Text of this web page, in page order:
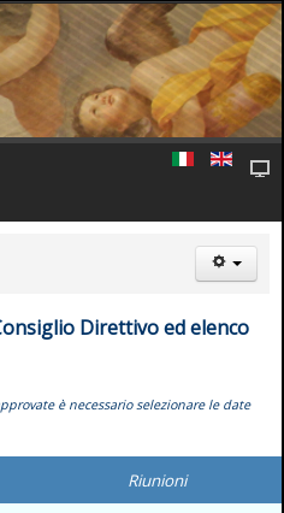
Direttivo ed elenco
è necessario selezionare le date
Riunioni